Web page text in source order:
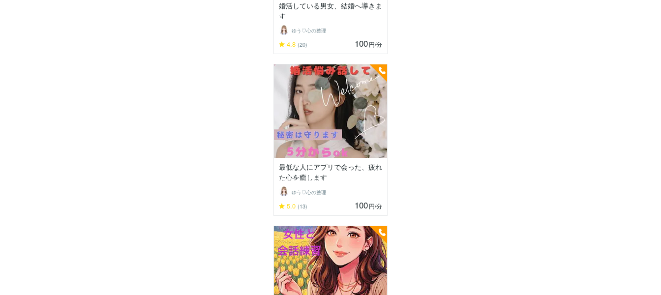
婚活している男女、結婚へ導きま
す
ゆう♡心の整理
4.8 (20) 100円/分
最低な人にアプリで会った、疲れ
た心を癒します
ゆう♡心の整理
5.0 (13) 100円/分